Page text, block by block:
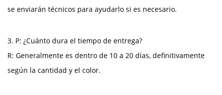
se enviarán técnicos para ayudarlo si es necesario.
3. P: ¿Cuánto dura el tiempo de entrega?
R: Generalmente es dentro de 10 a 20 días, definitivamente
según la cantidad y el color.